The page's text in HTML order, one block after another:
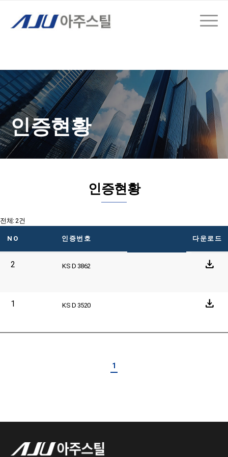
인증현황
인증현황
전체: 2건
NO 인증번호 다운로드
2 KS D 3862 download
1 KS D 3520 download
1